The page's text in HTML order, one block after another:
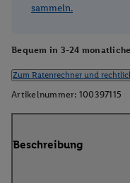
sammeln.
Bequem in 3-24
Zum Ratenrechner und
Artikelnummer: 100397115
Beschreibung